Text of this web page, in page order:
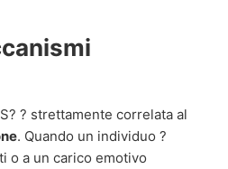
? strettamente correlata al
. Quando un individuo ?
o a un carico emotivo